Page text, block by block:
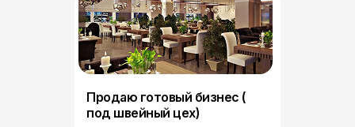
Продаю готовый бизнес (
под швейный цех)